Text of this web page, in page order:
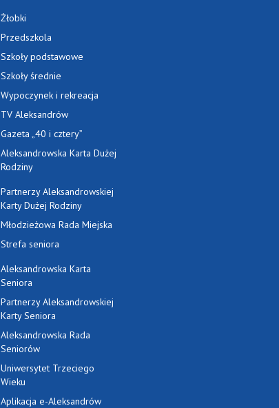
Żłobki
Przedszkola
Szkoły podstawowe
Szkoły średnie
Wypoczynek i rekreacja
TV Aleksandrów
Gazeta „40 i cztery”
Aleksandrowska Karta Dużej
Rodziny
Partnerzy Aleksandrowskiej
Karty Dużej Rodziny
Młodzieżowa Rada Miejska
Strefa seniora
Aleksandrowska Karta
Seniora
Partnerzy Aleksandrowskiej
Karty Seniora
Aleksandrowska Rada
Seniorów
Uniwersytet Trzeciego
Wieku
Aplikacja e-Aleksandrów